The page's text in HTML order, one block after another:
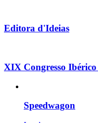
Editora d'Ideias
XIX Congresso
Speedwagon